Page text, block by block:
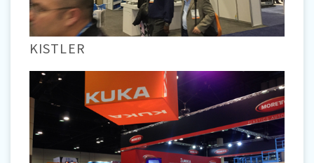
KISTLER